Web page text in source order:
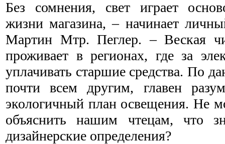
Без сомнения, свет играет
жизни магазина, – начинает
Мартин Мтр. Пеглер. – Веская
проживает в регионах, где за
уплачивать старшие средства. По
почти всем другим, главен
экологичный план освещения. Не
объяснить нашим чтецам, что
дизайнерские определения?